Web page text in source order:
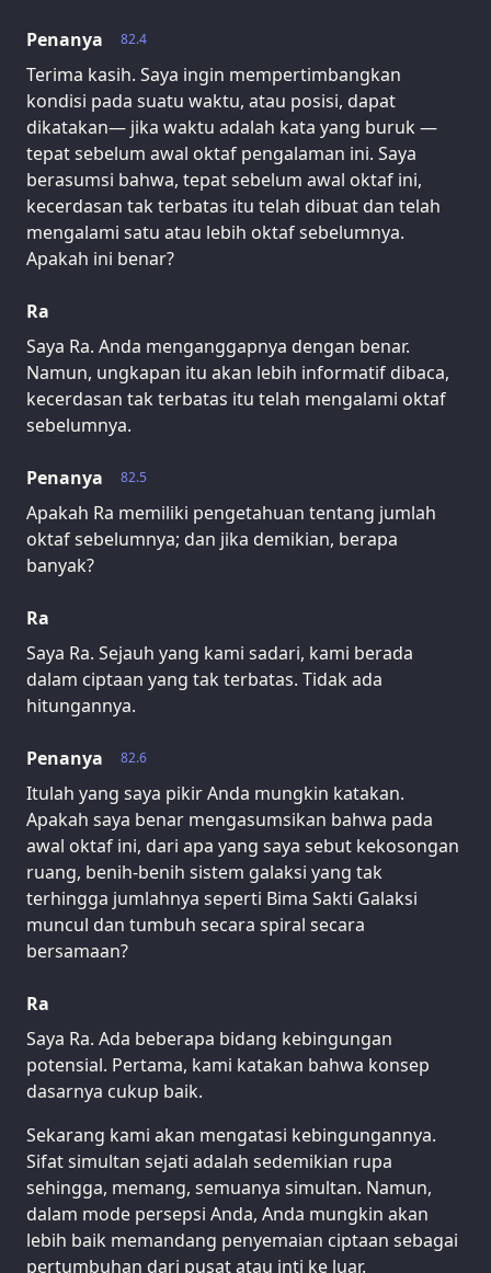
82.4
Penanya
Terima kasih. Saya ingin mempertimbangkan
kondisi pada suatu waktu, atau posisi, dapat
dikatakan— jika waktu adalah kata yang buruk —
tepat sebelum awal oktaf pengalaman ini. Saya
berasumsi bahwa, tepat sebelum awal oktaf ini,
kecerdasan tak terbatas itu telah dibuat dan telah
mengalami satu atau lebih oktaf sebelumnya.
Apakah ini benar?
Ra
Saya Ra. Anda menganggapnya dengan benar.
Namun, ungkapan itu akan lebih informatif dibaca,
kecerdasan tak terbatas itu telah mengalami oktaf
sebelumnya.
82.5
Penanya
Apakah Ra memiliki pengetahuan tentang jumlah
oktaf sebelumnya; dan jika demikian, berapa
banyak?
Ra
Saya Ra. Sejauh yang kami sadari, kami berada
dalam ciptaan yang tak terbatas. Tidak ada
hitungannya.
82.6
Penanya
Itulah yang saya pikir Anda mungkin katakan.
Apakah saya benar mengasumsikan bahwa pada
awal oktaf ini, dari apa yang saya sebut kekosongan
ruang, benih-benih sistem galaksi yang tak
terhingga jumlahnya seperti Bima Sakti Galaksi
muncul dan tumbuh secara spiral secara
bersamaan?
Ra
Saya Ra. Ada beberapa bidang kebingungan
potensial. Pertama, kami katakan bahwa konsep
dasarnya cukup baik.
Sekarang kami akan mengatasi kebingungannya.
Sifat simultan sejati adalah sedemikian rupa
sehingga, memang, semuanya simultan. Namun,
dalam mode persepsi Anda, Anda mungkin akan
lebih baik memandang penyemaian ciptaan sebagai
pertumbuhan dari pusat atau inti ke luar.